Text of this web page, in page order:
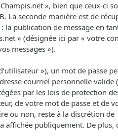
», bien que ceux-ci
La seconde manière est de
la publication de message en
» (désignée ici par « votre
messages »).
»), un mot de passe
courriel personnelle valide
par les lois de protection
de votre mot de passe et de
ou non, reste à la discrétion de
affichée publiquement. De plus,